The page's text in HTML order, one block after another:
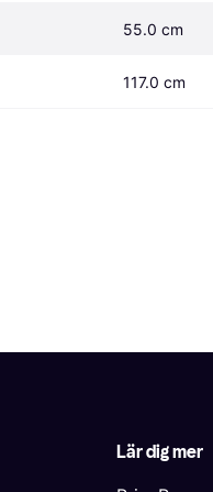
55.0 cm
117.0 cm
Lär dig mer